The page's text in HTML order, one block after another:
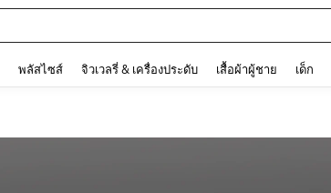
พลัสไซส์ จิวเวลรี่ & เครื่องประดับ เสื้อผ้าผู้ชาย เด็ก